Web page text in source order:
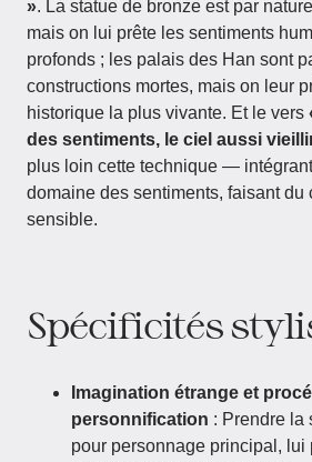
». La statue de bronze est par
mais on lui prête les sentiments
profonds ; les palais des Han sont
constructions mortes, mais on leur
historique la plus vivante. Et le vers
des sentiments, le ciel aussi
plus loin cette technique —
domaine des sentiments, faisant du
sensible.
Spécificités
Imagination étrange et
personnification : Prendre la
pour personnage principal, lui